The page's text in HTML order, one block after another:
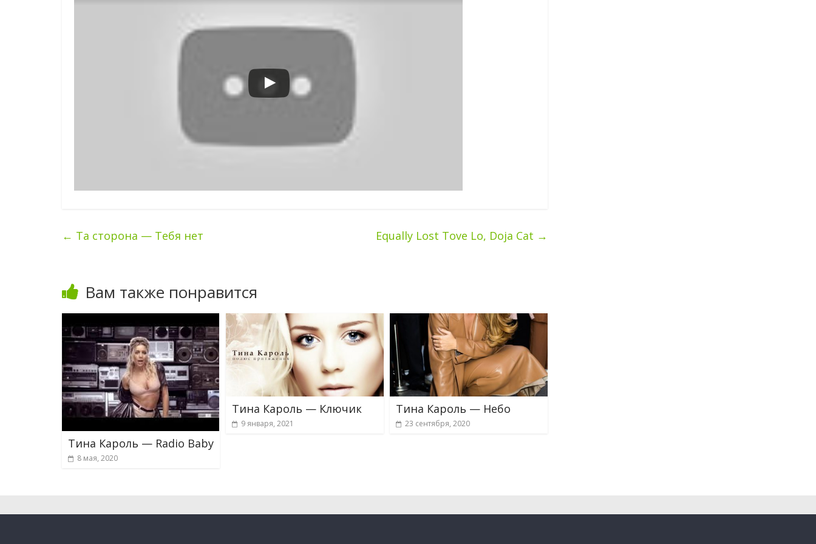
← Та сторона — Тебя нет Equally Lost Tove Lo, Doja Cat →
Вам также понравится
Тина Кароль — Radio Baby
8 мая, 2020
Тина Кароль — Ключик
9 января, 2021
Тина Кароль — Небо
23 сентября, 2020